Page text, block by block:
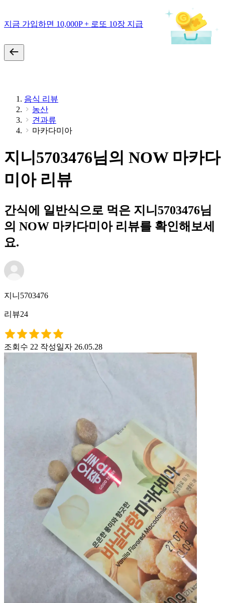
지금 가입하면 10,000P + 로또 10장 지급
음식 리뷰
농산
견과류
마카다미아
지니5703476님의 NOW 마카다
미아 리뷰
간식에 일반식으로 먹은 지니5703476님
의 NOW 마카다미아 리뷰를 확인해보세
요.
지니5703476
리뷰24
조회수 22 작성일자 26.05.28